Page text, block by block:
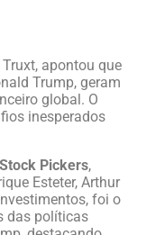
apontou que
Trump, geram
global. O
inesperados
Stock Pickers,
Esteter, Arthur
foi o
das políticas